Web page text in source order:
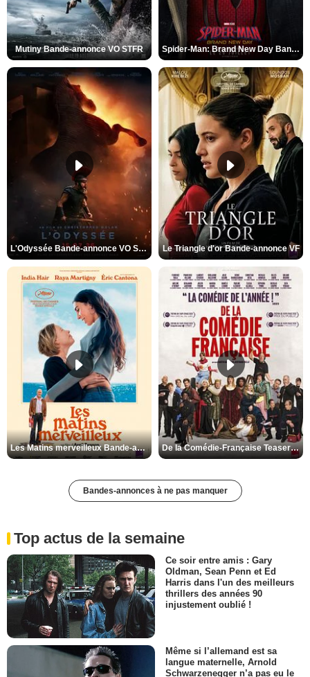
Mutiny Bande-annonce VO STFR Spider-Man: Brand New Day Bande-annonce VO STFR
L'Odyssée Bande-annonce VO STFR Le Triangle d'or Bande-annonce VF
Les Matins merveilleux Bande-annonce VF De la Comédie-Française Teaser VF
Bandes-annonces à ne pas manquer
Top actus de la semaine
Ce soir entre amis : Gary
Oldman, Sean Penn et Ed
Harris dans l'un des meilleurs
thrillers des années 90
injustement oublié !
Même si l’allemand est sa
langue maternelle, Arnold
Schwarzenegger n’a pas eu le